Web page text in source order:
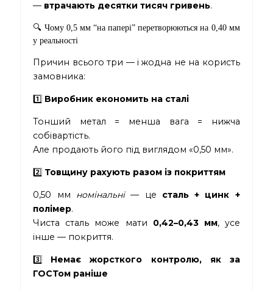
— втрачають десятки тисяч гривень.
🔍 Чому 0,5 мм “на папері” перетворюються на 0,40 мм
у реальності
Причин всього три — і жодна не на користь
замовника:
1️⃣ Виробник економить на сталі
Тонший метал = менша вага = нижча
собівартість.
Але продають його під виглядом «0,50 мм».
2️⃣ Товщину рахують разом із покриттям
0,50 мм номінальні— це сталь + цинк +
полімер.
Чиста сталь може мати 0,42–0,43 мм, усе
інше — покриття.
3️⃣
Немає жорсткого контролю, як за
ГОСТом раніше